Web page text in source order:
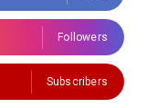
Followers
Subscribers